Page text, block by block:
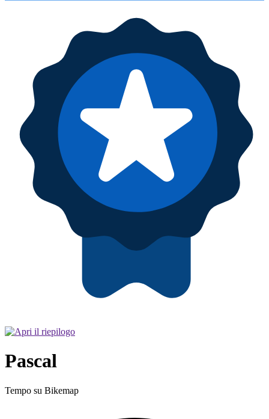
Pascal
Tempo su Bikemap